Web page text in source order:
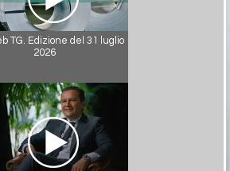
TG. Edizione del 31 luglio
2026